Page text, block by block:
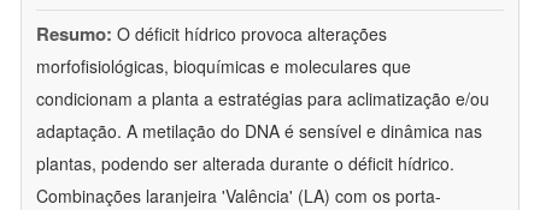
Resumo: O déficit hídrico provoca alterações
morfofisiológicas, bioquímicas e moleculares que
condicionam a planta a estratégias para aclimatização e/ou
adaptação. A metilação do DNA é sensível e dinâmica nas
plantas, podendo ser alterada durante o déficit hídrico.
Combinações laranjeira 'Valência' (LA) com os porta-